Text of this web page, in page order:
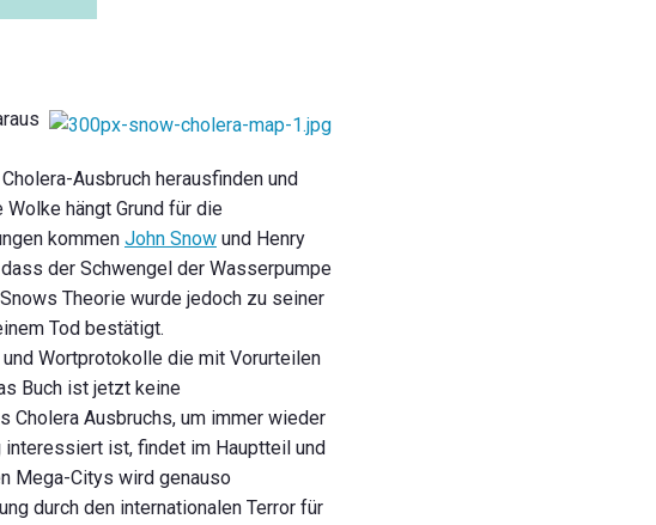
Ausbruch herausfinden und
hängt Grund für die
kommen John Snow und Henry
der Schwengel der Wasserpumpe
Theorie wurde jedoch zu seiner
Tod bestätigt.
Wortprotokolle die mit Vorurteilen
Buch ist jetzt keine
Ausbruchs, um immer wieder
ist, findet im Hauptteil und
Mega-Citys wird genauso
durch den internationalen Terror für